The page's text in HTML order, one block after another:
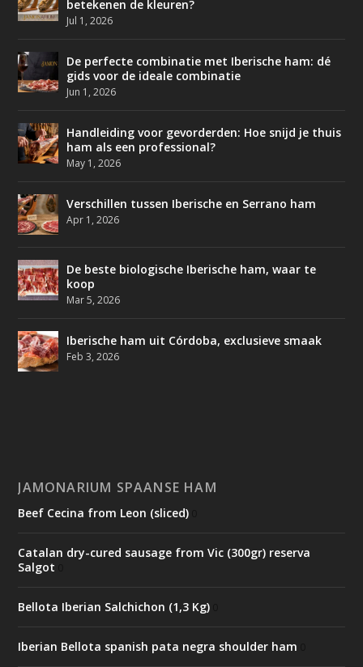
betekenen de kleuren?
Jul 1, 2026
De perfecte combinatie met Iberische ham: dé
gids voor de ideale combinatie
Jun 1, 2026
Handleiding voor gevorderden: Hoe snijd je thuis
ham als een professional?
May 1, 2026
Verschillen tussen Iberische en Serrano ham
Apr 1, 2026
De beste biologische Iberische ham, waar te
koop
Mar 5, 2026
Iberische ham uit Córdoba, exclusieve smaak
Feb 3, 2026
JAMONARIUM SPAANSE HAM
Beef Cecina from Leon (sliced)
Catalan dry-cured sausage from Vic (300gr) reserva
Salgot
Bellota Iberian Salchichon (1,3 Kg)
Iberian Bellota spanish pata negra shoulder ham